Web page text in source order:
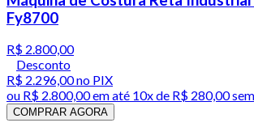
Fy8700
R$ 2.800,00
Desconto
R$ 2.296,00no PIX
ou R$ 2.800,00em até 10x de R$ 280,00
COMPRAR AGORA